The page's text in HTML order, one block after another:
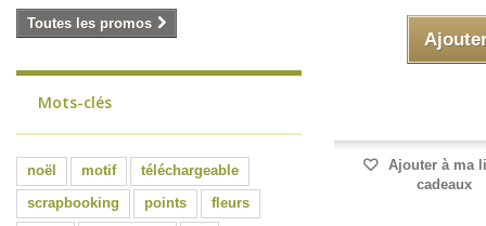
Toutes les promos
Mots-clés
noël motif
téléchargeable
scrapbooking
points
fleurs
Ajouter à ma
cadeaux